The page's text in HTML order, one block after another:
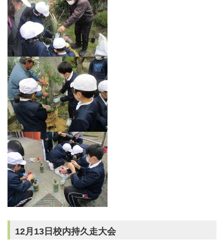
12月13日校内持久走大会